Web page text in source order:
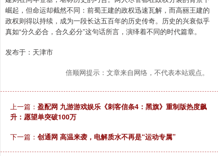
崛起，但命运却截然不同：前蜀王建的政权迅速瓦解，而高丽王建的
政权则得以持续，成为一段长达五百年的历史传奇。历史的兴衰似乎
真如“分久必合，合久必分”这句话所言，演绎着不同的时代篇章。
发布于：天津市
倍顺网提示：文章来自网络，不代表本站观点。
上一篇： 盈配网 九游游戏娱乐《刺客信条4：黑旗》重制版热度飙
升：愿望单突破100万
下一篇： 创通网 高温来袭，电解质水不再是“运动专属”